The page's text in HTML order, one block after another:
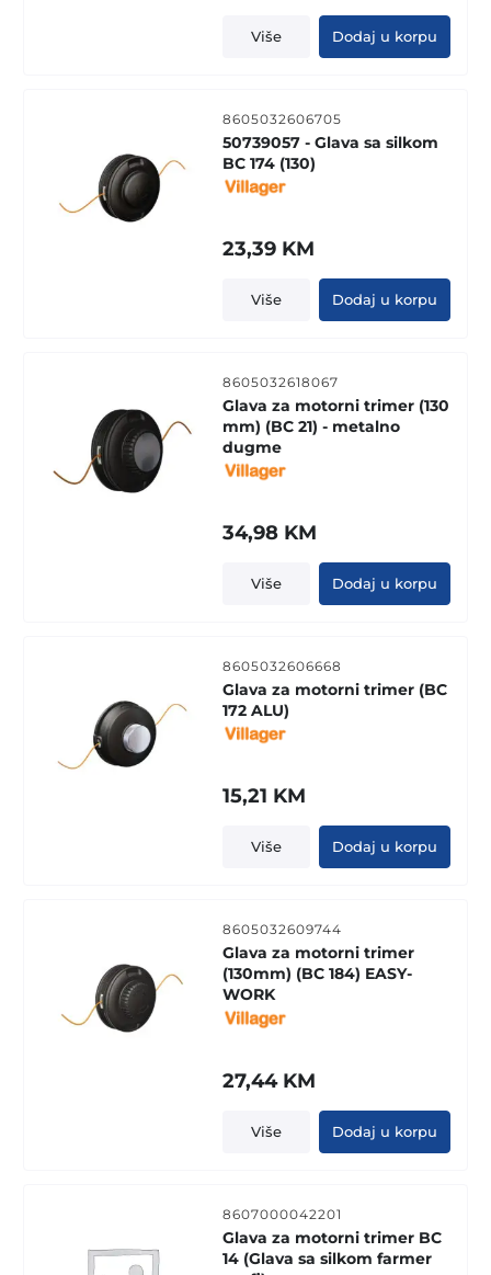
Više Dodaj u korpu
8605032606705
50739057 - Glava sa silkom
BC 174 (130)
23,39 KM
Više Dodaj u korpu
8605032618067
Glava za motorni trimer (130
mm) (BC 21) - metalno
dugme
34,98 KM
Više Dodaj u korpu
8605032606668
Glava za motorni trimer (BC
172 ALU)
15,21 KM
Više Dodaj u korpu
8605032609744
Glava za motorni trimer
(130mm) (BC 184) EASY-
WORK
27,44 KM
Više Dodaj u korpu
8607000042201
Glava za motorni trimer BC
14 (Glava sa silkom farmer